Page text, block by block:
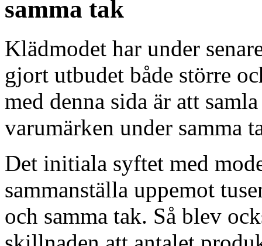
samma tak
Klädmodet har under
gjort utbudet både större
med denna sida är att
varumärken under samma
Det initiala syftet med
sammanställa uppemot
och samma tak. Så blev